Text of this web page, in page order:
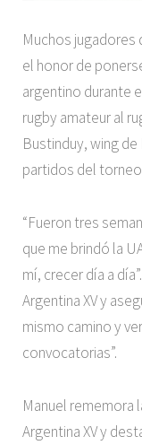
Muchos jugadores
el honor de
argentino durante
rugby amateur al
Bustinduy, wing
partidos del
“Fueron tres
que me brindó la
mí, crecer día a
Argentina XV y
mismo camino y
convocatorias”.
Manuel rememora
Argentina XV y